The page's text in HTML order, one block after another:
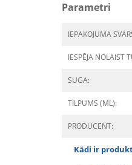
Parametri
IEPAKOJUMA
IESPĒJA NOLAIST
SUGA:
TILPUMS (ML):
PRODUCENT:
Kādi ir